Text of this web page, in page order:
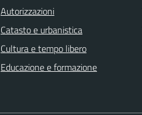
Autorizzazioni
Catasto e urbanistica
Cultura e tempo libero
Educazione e formazione